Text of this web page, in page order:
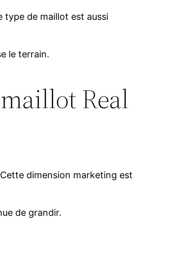
type de maillot est aussi
le terrain.
Real
dimension marketing est
de grandir.